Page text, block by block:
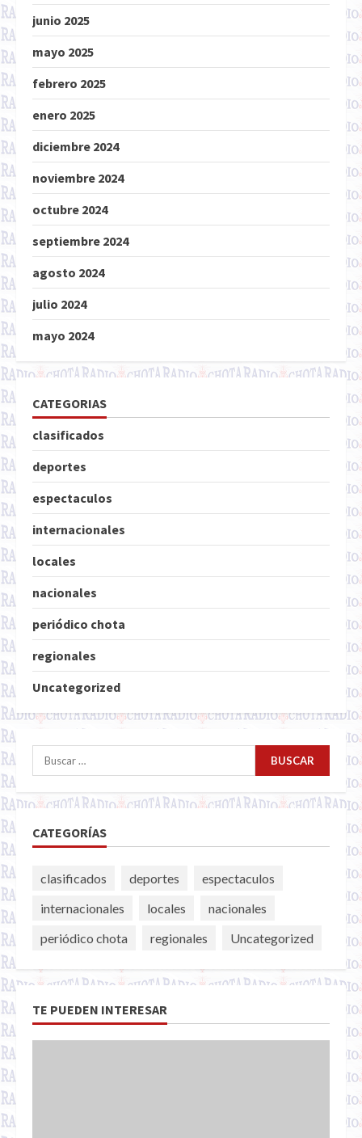
junio 2025
mayo 2025
febrero 2025
enero 2025
diciembre 2024
noviembre 2024
octubre 2024
septiembre 2024
agosto 2024
julio 2024
mayo 2024
CATEGORIAS
clasificados
deportes
espectaculos
internacionales
locales
nacionales
periódico chota
regionales
Uncategorized
Buscar:
CATEGORÍAS
clasificados deportes
espectaculos
internacionales
locales
nacionales
periódico chota
regionales Uncategorized
TE PUEDEN INTERESAR